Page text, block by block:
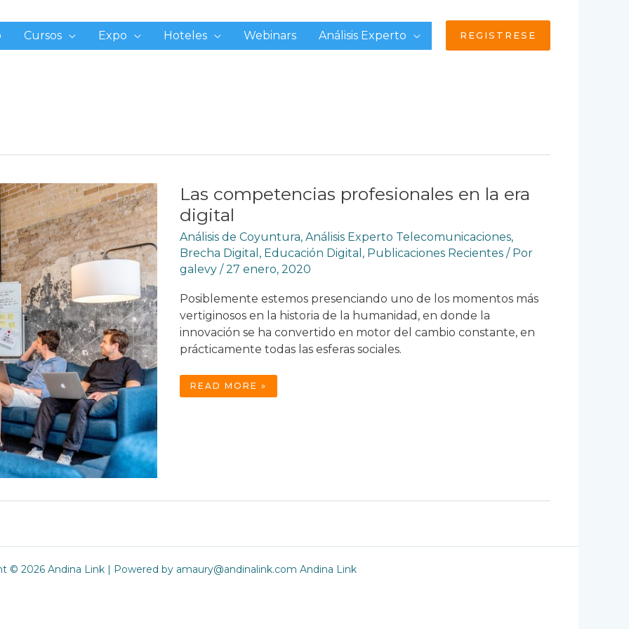
Cursos Expo Hoteles Webinars Análisis Experto REGISTRESE
Las competencias profesionales en la era
digital
Análisis de Coyuntura, Análisis Experto Telecomunicaciones,
Brecha Digital , Educación Digital , Publicaciones Recientes / Por
galevy /27 enero, 2020
Posiblemente estemos presenciando uno de los momentos más
vertiginosos en la historia de la humanidad, en donde la
innovación se ha convertido en motor del cambio constante, en
prácticamente todas las esferas sociales.
LAS
COMPETENCIAS
READ MORE »
© 2026 Andina Link | Powered by amaury@andinalink.com Andina Link